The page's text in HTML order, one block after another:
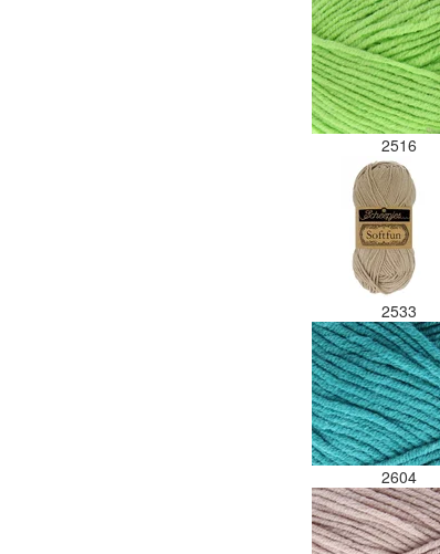
2516
2533
2604